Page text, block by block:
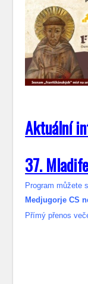
Aktuální
37.
Program můžete
Medjugorje CS
Přímý přenos